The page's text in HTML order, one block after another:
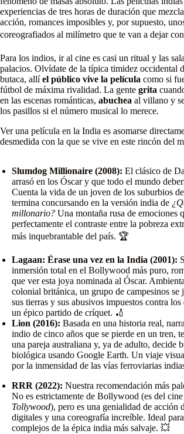
experiencias de tres horas de duración que
acción, romances imposibles y, por supuesto,
coreografiados al milímetro que te van a dejar
Para los indios, ir al cine es casi un ritual y las
palacios. Olvídate de la típica timidez occidental
butaca, allíel público vive la película como si
fútbol de máxima rivalidad. La gente grita
en las escenas románticas, abuchea al villano y
los pasillos si el número musical lo merece.
Ver una película en la India es asomarse
desmedida con la que se vive en este rincón del
Slumdog Millionaire (2008): El clásico de
arrasó en los Óscar y que todo el mundo
Cuenta la vida de un joven de los suburbios
termina concursando en la versión india de
millonario? Una montaña rusa de emociones
perfectamente el contraste entre la pobreza
más inquebrantable del país. 🏆
Lagaan: Érase una vez en la India (2001):
inmersión total en el Bollywood más puro,
que ver esta joya nominada al Óscar.
colonial británica, un grupo de campesinos se
sus tierras y sus abusivos impuestos contra
un épico partido de críquet. 🏏
Lion (2016): Basada en una historia real,
indio de cinco años que se pierde en un tren,
una pareja australiana y, ya de adulto, decide
biológica usando Google Earth. Un viaje
por la inmensidad de las vías ferroviarias
RRR (2022): Nuestra recomendación más
No es estrictamente de Bollywood (es del
Tollywood), pero es una genialidad de acción
digitales y una coreografía increíble. Ideal
complejos de la épica india más salvaje. 💥